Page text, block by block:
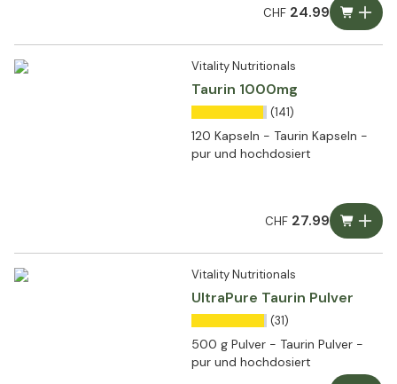
CHF24.99
Vitality Nutritionals
Taurin 1000mg
(141)
120 Kapseln - Taurin Kapseln -
pur und hochdosiert
CHF27.99
Vitality Nutritionals
UltraPure Taurin Pulver
(31)
500 g Pulver - Taurin Pulver -
pur und hochdosiert